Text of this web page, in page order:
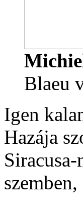
Blaeu
Igen
Hazája